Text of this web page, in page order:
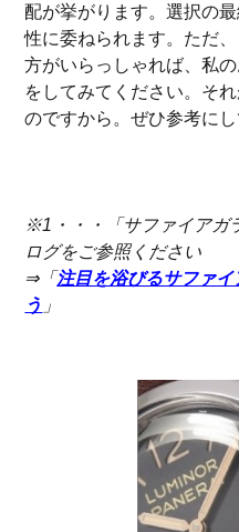
配が挙がります。選択の
性に委ねられます。ただ
方がいらっしゃれば、私
をしてみてください。そ
のですから。ぜひ参考にし
※1・・・「サファイアガ
ログをご参照ください
⇒「 注目を浴びるサファ
う 」